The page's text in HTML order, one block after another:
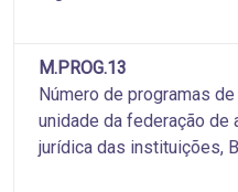
M.PROG.13
Número de programas
unidade da federação de
jurídica das instituições,